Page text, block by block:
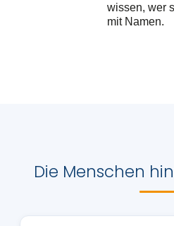
wissen, wer
mit Namen.
Die Menschen